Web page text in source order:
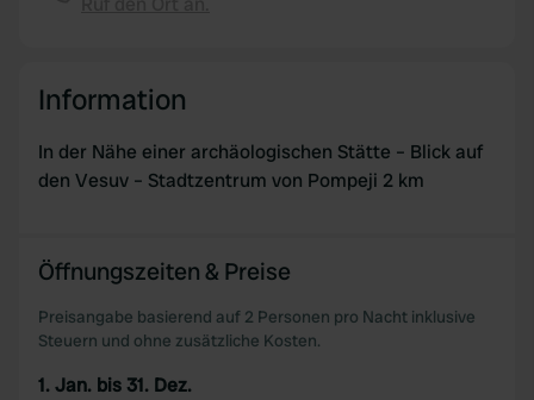
Information
In der Nähe einer archäologischen Stätte – Blick auf
den Vesuv – Stadtzentrum von Pompeji 2 km
Öffnungszeiten & Preise
Preisangabe basierend auf 2 Personen pro Nacht inklusive
Steuern und ohne zusätzliche Kosten.
1. Jan. bis 31. Dez.